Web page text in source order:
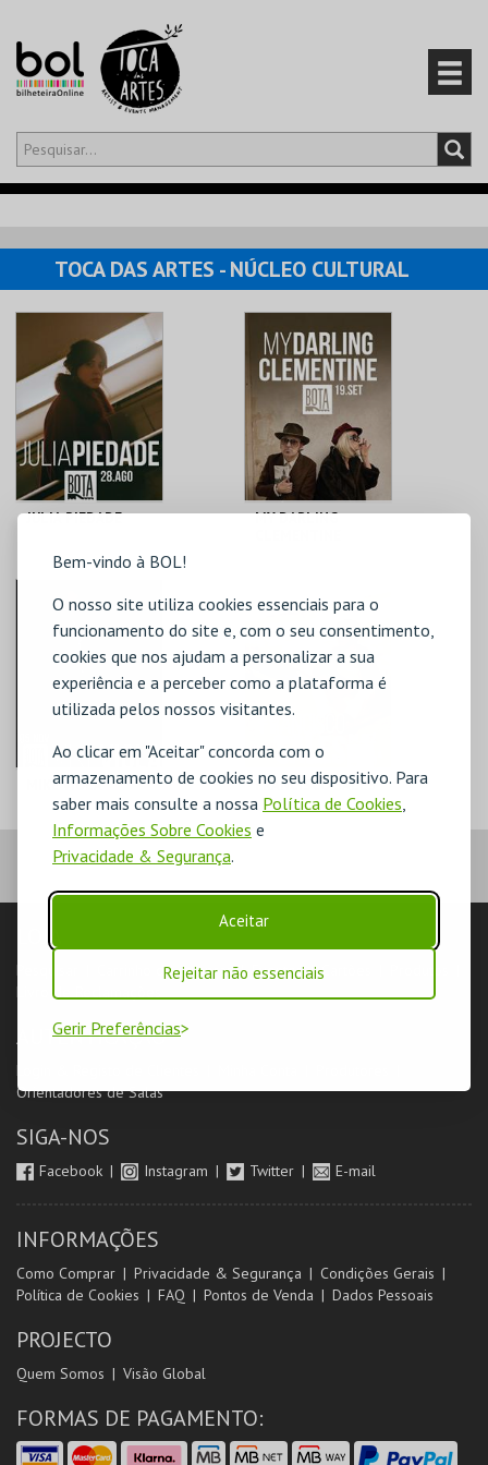
Bem-vindo à BOL!
O nosso site utiliza cookies essenciais para o
funcionamento do site e, com o seu consentimento,
cookies que nos ajudam a personalizar a sua
experiência e a perceber como a plataforma é
utilizada pelos nossos visitantes.
Ao clicar em "Aceitar" concorda com o
armazenamento de cookies no seu dispositivo. Para
saber mais consulte a nossa Política de Cookies,
Informações Sobre Cookies e
Privacidade & Segurança.
Aceitar
Rejeitar não essenciais
Gerir Preferências
Olá,iniciar sessão
CARRINHO
EVENTOS
CARTÕES
PRODUTOS
TOCA DAS ARTES - NÚCLEO CULTURAL
JULIA PIEDADE
MAIS INFO
COMPRAR
MY DARLING
MAIS INFO
COMPRAR
MIKE VIOLA
BOTA
FRANCISCO SALES
COMPRAR
LOJA
Pesquisar Carrinho de compras Eventos Cartões
Livro de Reclamações
AUTENTICAÇÃO
Login & Registo de Clientes
Orientadores de Salas
SIGA-NOS
Facebook Instagram Twitter E-mail
INFORMAÇÕES
Como Comprar Privacidade & Segurança
Condições Gerais
Política de Cookies
FAQ Pontos de Venda Dados Pessoais
PROJECTO
Quem Somos Visão Global
FORMAS DE PAGAMENTO: